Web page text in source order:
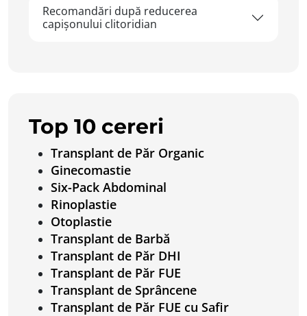
Recomandări după reducerea
capișonului clitoridian
Top 10 cereri
Transplant de Păr Organic
Ginecomastie
Six-Pack Abdominal
Rinoplastie
Otoplastie
Transplant de Barbă
Transplant de Păr DHI
Transplant de Păr FUE
Transplant de Sprâncene
Transplant de Păr FUE cu Safir